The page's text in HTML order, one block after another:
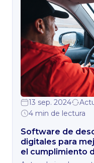
13 sep. 2024
4 min de lectura
Software de
digitales para
el cumplimiento